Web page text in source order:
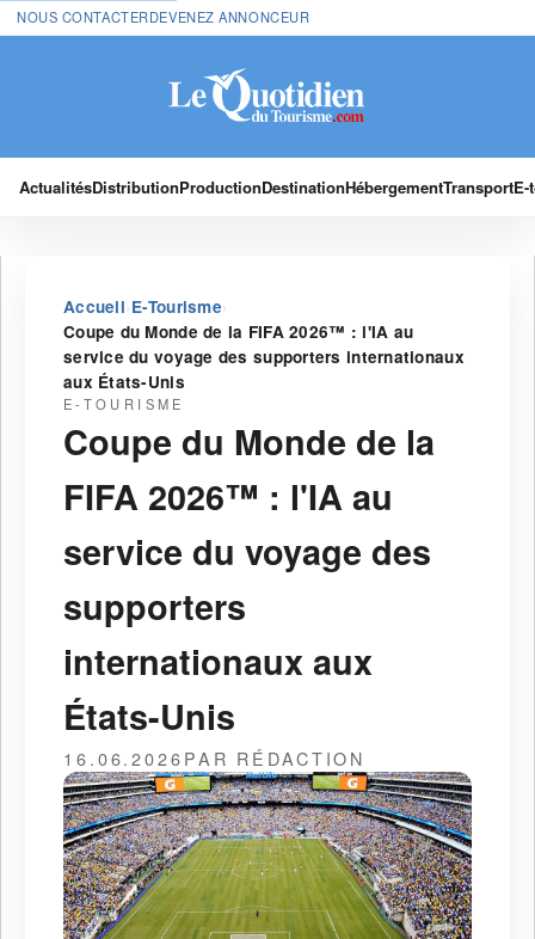
NOUS CONTACTERDEVENEZ ANNONCEUR
ActualitésDistributionProductionDestinationHébergementTransport
Accueil›E-Tourisme›
Coupe du Monde de la FIFA 2026™ : l'IA au
service du voyage des supporters internationaux
aux États-Unis
E-TOURISME
Coupe du Monde de la
FIFA 2026™ : l'IA au
service du voyage des
supporters
internationaux aux
États-Unis
16.06.2026PAR RÉDACTION